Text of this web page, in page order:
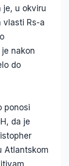
je, u okviru
vlasti Rs-a
nakon
do
ponosi
da je
Atlantskom